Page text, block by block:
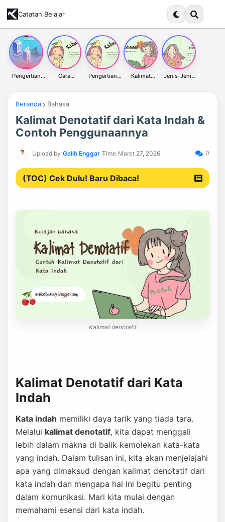
Catatan Belajar
Pengertian
Cara
Panduan
Lengkap
Pengertian
Kalimat
Jenis-Jenis
Beranda Bahasa
Kalimat Denotatif dari Kata Indah &
Contoh Penggunaannya
Upload by Galih Enggar Time Maret 27, 2026 0
(TOC) Cek Dulu! Baru Dibaca!
Kalimat denotatif
Kalimat Denotatif dari Kata
Indah
Kata indah memiliki daya tarik yang tiada tara.
Melalui kalimat denotatif, kita dapat menggali
lebih dalam makna di balik kemolekan kata-kata
yang indah. Dalam tulisan ini, kita akan menjelajahi
apa yang dimaksud dengan kalimat denotatif dari
kata indah dan mengapa hal ini begitu penting
dalam komunikasi. Mari kita mulai dengan
memahami esensi dari kata indah.